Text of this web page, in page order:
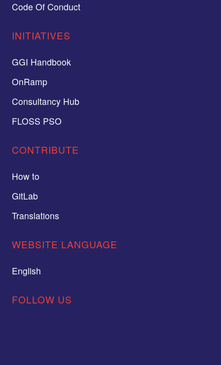
Code Of Conduct
INITIATIVES
GGI Handbook
OnRamp
Consultancy Hub
FLOSS PSO
CONTRIBUTE
How to
GitLab
Translations
WEBSITE LANGUAGE
English
FOLLOW US